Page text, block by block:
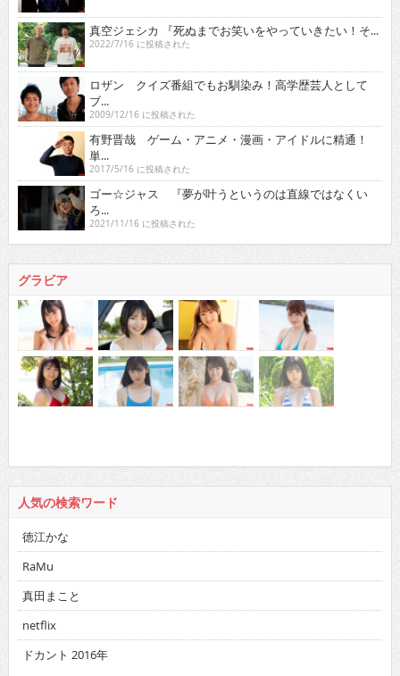
真空ジェシカ 『死ぬまでお笑いをやっていきたい！そ...
2022/7/16 に投稿された
ロザン クイズ番組でもお馴染み！高学歴芸人として
ブ...
2009/12/16 に投稿された
有野晋哉 ゲーム・アニメ・漫画・アイドルに精通！
単...
2017/5/16 に投稿された
ゴー☆ジャス 『夢が叶うというのは直線ではなくい
ろ...
2021/11/16 に投稿された
グラビア
人気の検索ワード
徳江かな
RaMu
真田まこと
netflix
ドカント 2016年